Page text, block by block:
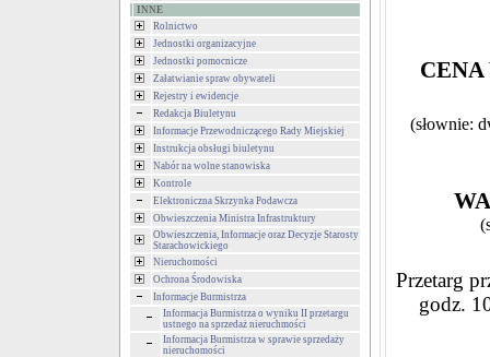
INNE
Rolnictwo
Jednostki organizacyjne
Jednostki pomocnicze
Załatwianie spraw obywateli
Rejestry i ewidencje
Redakcja Biuletynu
Informacje Przewodniczącego Rady Miejskiej
Instrukcja obsługi biuletynu
Nabór na wolne stanowiska
Kontrole
Elektroniczna Skrzynka Podawcza
Obwieszczenia Ministra Infrastruktury
Obwieszczenia, Informacje oraz Decyzje Starosty
Starachowickiego
Nieruchomości
Ochrona Środowiska
Informacje Burmistrza
Informacja Burmistrza o wyniku II przetargu
ustnego na sprzedaż nieruchmości
Informacja Burmistrza w sprawie sprzedaży
nieruchomości
CENA
(słownie:
Przetarg
godz.